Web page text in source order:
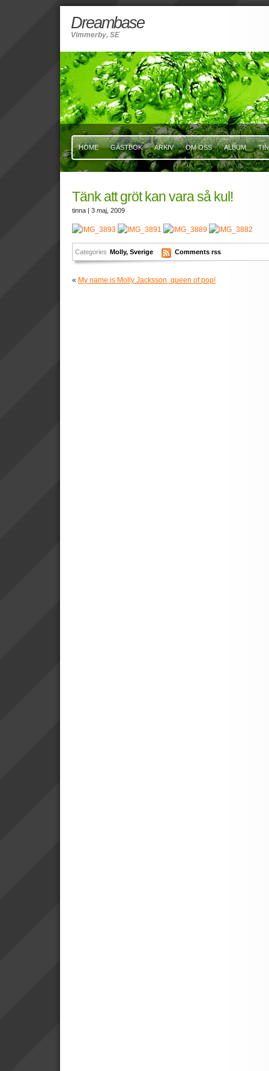
Dreambase
Vimmerby, SE
HOME GÄSTBOK ARKIV OM OSS ALBUM
Tänk att gröt kan vara så kul!
tinna | 3 maj, 2009
Categories Molly,Sverige Comments rss
« My name is Molly Jacksson, queen of pop!